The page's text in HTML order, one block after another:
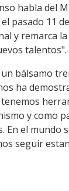
habla del
pasado 11
y remarca
talentos".
bálsamo
ha
y como
En el mundo
seguir